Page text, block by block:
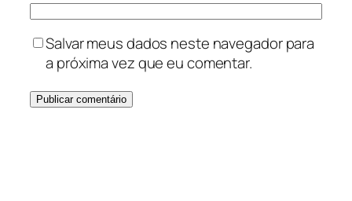
Salvar meus dados neste navegador para
a próxima vez que eu comentar.